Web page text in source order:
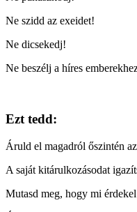
Ne szidd az exeidet!
Ne dicsekedj!
Ne beszélj a híres
Ezt tedd:
Áruld el magadról őszintén
A saját kitárulkozásodat
Mutasd meg, hogy mi